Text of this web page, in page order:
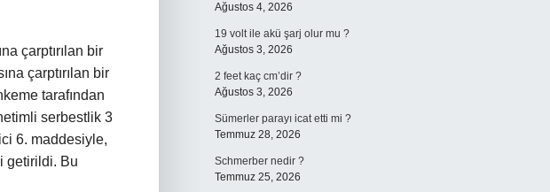
çarptırılan bir
çarptırılan bir
tarafından
serbestlik 3
6. maddesiyle,
getirildi. Bu
Ağustos 4, 2026
19 volt ile akü şarj olur mu ?
Ağustos 3, 2026
2 feet kaç cm’dir ?
Ağustos 3, 2026
Sümerler parayı icat etti mi ?
Temmuz 28, 2026
Schmerber nedir ?
Temmuz 25, 2026